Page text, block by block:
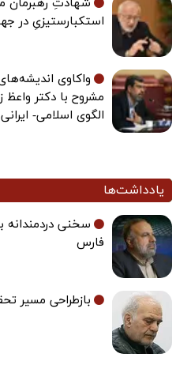
استکبارستیزیِ در
واکاوی
مشروح با دکتر واعظ
الگوی اسلامی-
یادداشت‌ها
سخنی دردمندانه
فارس
بازطراحی مسیر